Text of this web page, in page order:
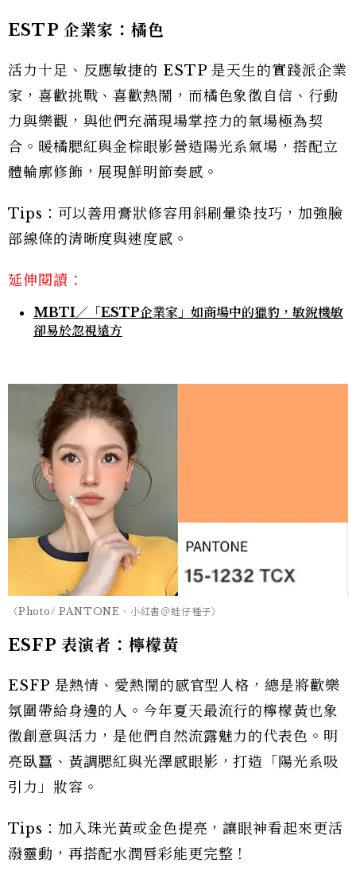
ESTP 企業家：橘色
活力十足、反應敏捷的 ESTP 是天生的實踐派企業
家，喜歡挑戰、喜歡熱鬧，而橘色象徵自信、行動
力與樂觀，與他們充滿現場掌控力的氣場極為契
合。暖橘腮紅與金棕眼影營造陽光系氣場，搭配立
體輪廓修飾，展現鮮明節奏感。
Tips：可以善用膏狀修容用斜刷暈染技巧，加強臉
部線條的清晰度與速度感。
延伸閱讀：
MBTI／「ESTP企業家」如商場中的獵豹，敏銳機敏
卻易於忽視遠方
（Photo/ PANTONE、小紅書＠蛙仔種子）
ESFP 表演者：檸檬黃
ESFP 是熱情、愛熱鬧的感官型人格，總是將歡樂
氛圍帶給身邊的人。今年夏天最流行的檸檬黃也象
徵創意與活力，是他們自然流露魅力的代表色。明
亮臥蠶、黃調腮紅與光澤感眼影，打造「陽光系吸
引力」妝容。
Tips：加入珠光黃或金色提亮，讓眼神看起來更活
潑靈動，再搭配水潤唇彩能更完整！